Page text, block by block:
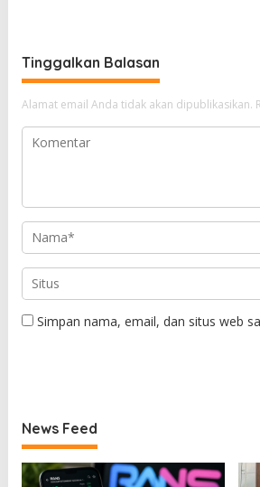
Tinggalkan Balasan
Alamat email Anda tidak akan dipublikasikan.
Simpan nama, email, dan situs web
News Feed